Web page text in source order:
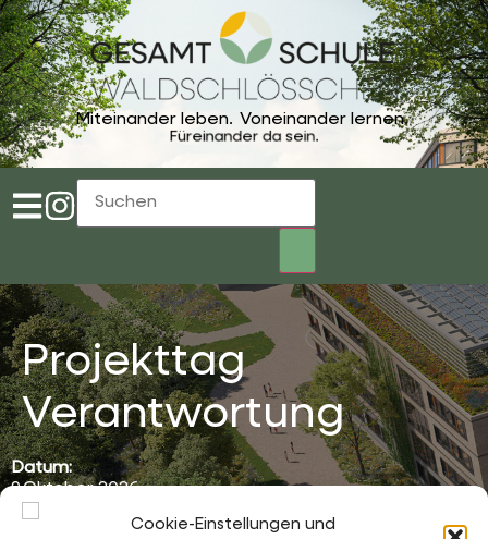
Cookie-Einstellungen und
Miteinander leben. Voneinander lernen.
Füreinander da sein.
Projekttag
Verantwortung
Datum:
9.Oktober 2026